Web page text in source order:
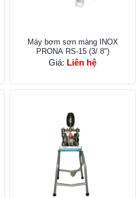
Máy bơm sơn màng​ INOX
PRONA RS-15 (3/ 8")
Giá: Liên hệ